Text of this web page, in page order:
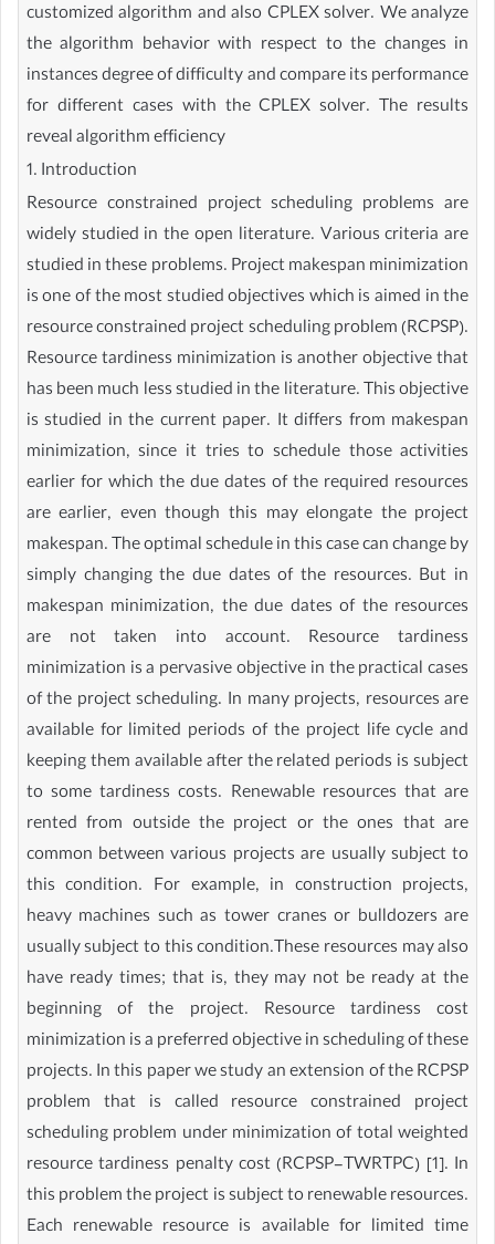
customized algorithm and also CPLEX solver. We analyze
the algorithm behavior with respect to the changes in
instances degree of difficulty and compare its performance
for different cases with the CPLEX solver. The results
reveal algorithm efficiency
1. Introduction
Resource constrained project scheduling problems are
widely studied in the open literature. Various criteria are
studied in these problems. Project makespan minimization
is one of the most studied objectives which is aimed in the
resource constrained project scheduling problem (RCPSP).
Resource tardiness minimization is another objective that
has been much less studied in the literature. This objective
is studied in the current paper. It differs from makespan
minimization, since it tries to schedule those activities
earlier for which the due dates of the required resources
are earlier, even though this may elongate the project
makespan. The optimal schedule in this case can change by
simply changing the due dates of the resources. But in
makespan minimization, the due dates of the resources
are not taken into account. Resource tardiness
minimization is a pervasive objective in the practical cases
of the project scheduling. In many projects, resources are
available for limited periods of the project life cycle and
keeping them available after the related periods is subject
to some tardiness costs. Renewable resources that are
rented from outside the project or the ones that are
common between various projects are usually subject to
this condition. For example, in construction projects,
heavy machines such as tower cranes or bulldozers are
usually subject to this condition.These resources may also
have ready times; that is, they may not be ready at the
beginning of the project. Resource tardiness cost
minimization is a preferred objective in scheduling of these
projects. In this paper we study an extension of the RCPSP
problem that is called resource constrained project
scheduling problem under minimization of total weighted
resource tardiness penalty cost (RCPSP-TWRTPC) [1]. In
this problem the project is subject to renewable resources.
Each renewable resource is available for limited time